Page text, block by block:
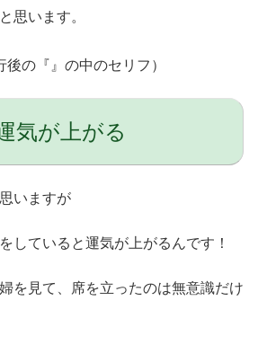
思います。
後の『』の中のセリフ）
気が上がる
いますが
していると運気が上がるんです！
を見て、席を立ったのは無意識だけ